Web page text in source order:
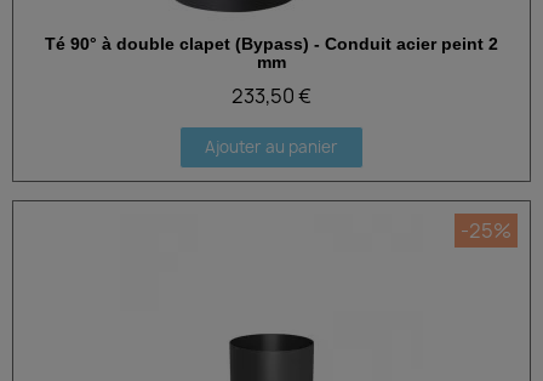
Aperçu rapide
Té 90° à double clapet (Bypass) - Conduit acier peint 2
mm
233,50 €
Ajouter au panier
-25%